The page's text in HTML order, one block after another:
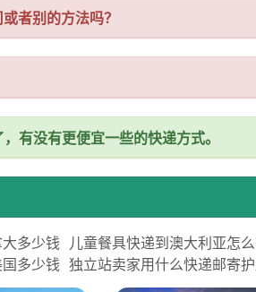
者别的方法吗？
有没有更便宜一些的快递方式。
多少钱 儿童餐具快递到澳大利亚怎
多少钱 独立站卖家用什么快递邮寄